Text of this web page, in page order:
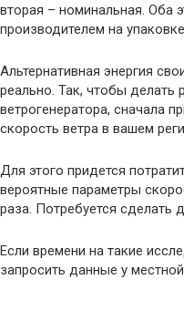
вторая – номинальная. Оба
производителем на
Альтернативная энергия
реально. Так, чтобы делать
ветрогенератора, сначала
скорость ветра в вашем
Для этого придется
вероятные параметры
раза. Потребуется сделать
Если времени на такие
запросить данные у